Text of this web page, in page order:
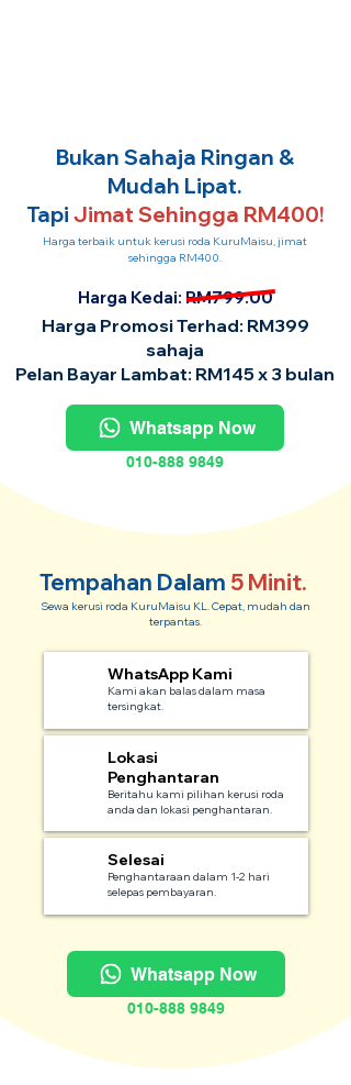
Bukan Sahaja Ringan &
Mudah Lipat.
Tapi Jimat Sehingga RM400!
Harga terbaik untuk kerusi roda KuruMaisu, jimat
sehingga RM400.
Harga Kedai: RM799.00
Harga Promosi Terhad: RM399
sahaja
Pelan Bayar Lambat: RM145 x 3 bulan
Whatsapp Now
010-888 9849
Tempahan Dalam 5 Minit.
Sewa kerusi roda KuruMaisu KL. Cepat, mudah dan
terpantas.
WhatsApp Kami
Kami akan balas dalam masa
tersingkat.
Lokasi
Penghantaran
Beritahu kami pilihan kerusi roda
anda dan lokasi penghantaran.
Selesai
Penghantaraan dalam 1-2 hari
selepas pembayaran.
Whatsapp Now
010-888 9849